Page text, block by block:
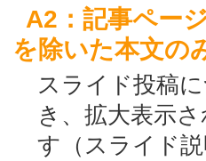
A2：記事ペー
を除いた本文の
スライド投稿
き、拡大表示
す（スライド